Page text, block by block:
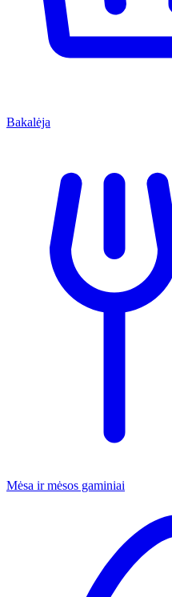
Bakalėja
Mėsa ir mėsos gaminiai